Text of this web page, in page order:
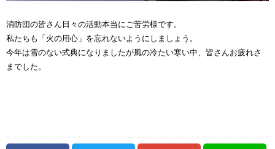
消防団の皆さん日々の活動本当にご苦労様です。
私たちも「火の用心」を忘れないようにしましょう。
今年は雪のない式典になりましたが風の冷たい寒い中、皆さんお疲れさ
までした。